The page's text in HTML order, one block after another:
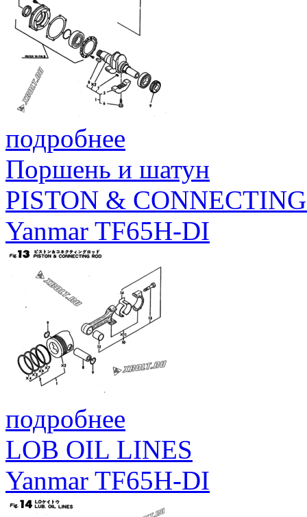
подробнее
Поршень и шатун
PISTON &
Yanmar TF65H-DI
подробнее
LOB OIL LINES
Yanmar TF65H-DI